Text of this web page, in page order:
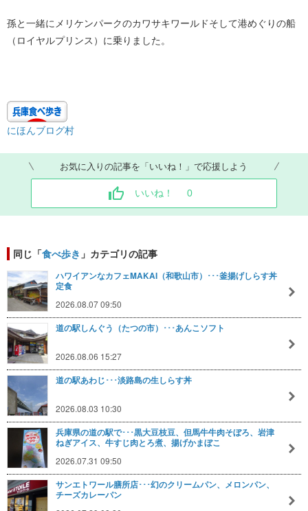
孫と一緒にメリケンパークのカワサキワールドそして港めぐりの船
（ロイヤルプリンス）に乗りました。
にほんブログ村
お気に入りの記事を「いいね！」で応援しよう
いいね！ 0
同じ「食べ歩き 」カテゴリの記事
ハワイアンなカフェMAKAI（和歌山市）･･･釜揚げしらす丼
定食
2026.08.07 09:50
道の駅しんぐう（たつの市）･･･あんこソフト
2026.08.06 15:27
道の駅あわじ･･･淡路島の生しらす丼
2026.08.03 10:30
兵庫県の道の駅で･･･黒大豆枝豆、但馬牛牛肉そぼろ、岩津
ねぎアイス、牛すじ肉とろ煮、揚げかまぼこ
2026.07.31 09:50
サンエトワール膳所店･･･幻のクリームパン、メロンパン、
チーズカレーパン